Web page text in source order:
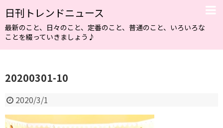
日刊トレンドニュース
最新のこと、日々のこと、定番のこと、普通のこと、いろいろな
ことを綴っていきましょう♪
20200301-10
2020/3/1